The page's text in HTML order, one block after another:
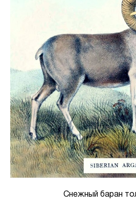
Снежный баран